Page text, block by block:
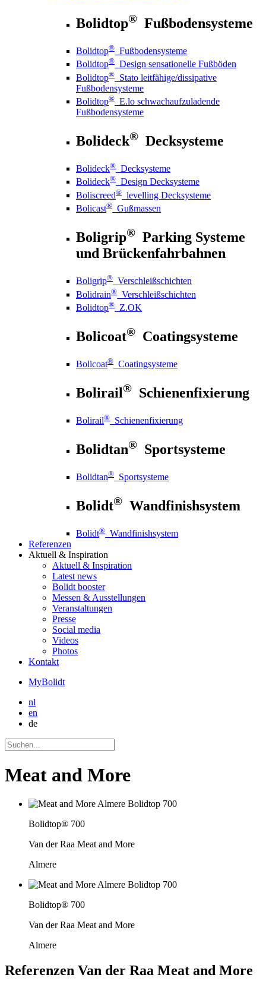
Bolidtop® Fußbodensysteme
Bolidtop® Fußbodensysteme
Bolidtop® Design sensationelle Fußböden
Bolidtop® Stato leitfähige/dissipative
Fußbodensysteme
Bolidtop® E.lo schwachaufzuladende
Fußbodensysteme
Bolideck® Decksysteme
Bolideck® Decksysteme
Bolideck® Design Decksysteme
Boliscreed® levelling Decksysteme
Bolicast® Gußmassen
Boligrip® Parking Systeme
und Brückenfahrbahnen
Boligrip® Verschleißschichten
Bolidrain® Verschleißschichten
Bolidtop® Z.OK
Bolicoat® Coatingsysteme
Bolicoat® Coatingsysteme
Bolirail® Schienenfixierung
Bolirail® Schienenfixierung
Bolidtan® Sportsysteme
Bolidtan® Sportsysteme
Bolidt® Wandfinishsystem
Bolidt® Wandfinishsystem
Referenzen
Aktuell & Inspiration
Aktuell & Inspiration
Latest news
Bolidt booster
Messen & Ausstellungen
Veranstaltungen
Presse
Social media
Videos
Photos
Kontakt
MyBolidt
nl
en
de
Meat and More
Bolidtop® 700
Van der Raa Meat and More
Almere
Bolidtop® 700
Van der Raa Meat and More
Almere
Referenzen Van der Raa Meat and More